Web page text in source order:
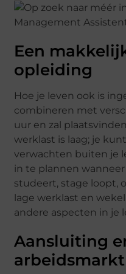
Een
opleiding
Hoe je leven ook is
combineren met
uur en zal
werklast is laag; je
verwachten buiten je
in te plannen
studeert, stage loopt,
lage werklast en
andere aspecten in je
Aansluiting
arbeidsmarkt